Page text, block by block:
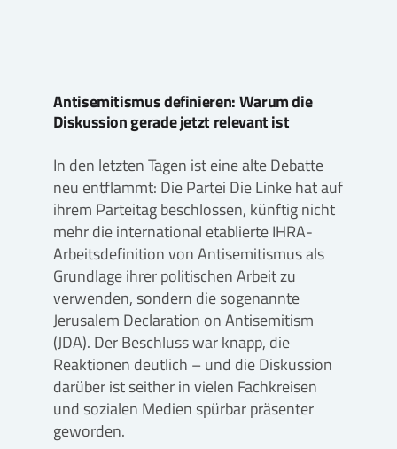
Antisemitismus definieren: Warum die
Diskussion gerade jetzt relevant ist
In den letzten Tagen ist eine alte Debatte
neu entflammt: Die Partei Die Linke hat auf
ihrem Parteitag beschlossen, künftig nicht
mehr die international etablierte IHRA-
Arbeitsdefinition von Antisemitismus als
Grundlage ihrer politischen Arbeit zu
verwenden, sondern die sogenannte
Jerusalem Declaration on Antisemitism
(JDA). Der Beschluss war knapp, die
Reaktionen deutlich – und die Diskussion
darüber ist seither in vielen Fachkreisen
und sozialen Medien spürbar präsenter
geworden.